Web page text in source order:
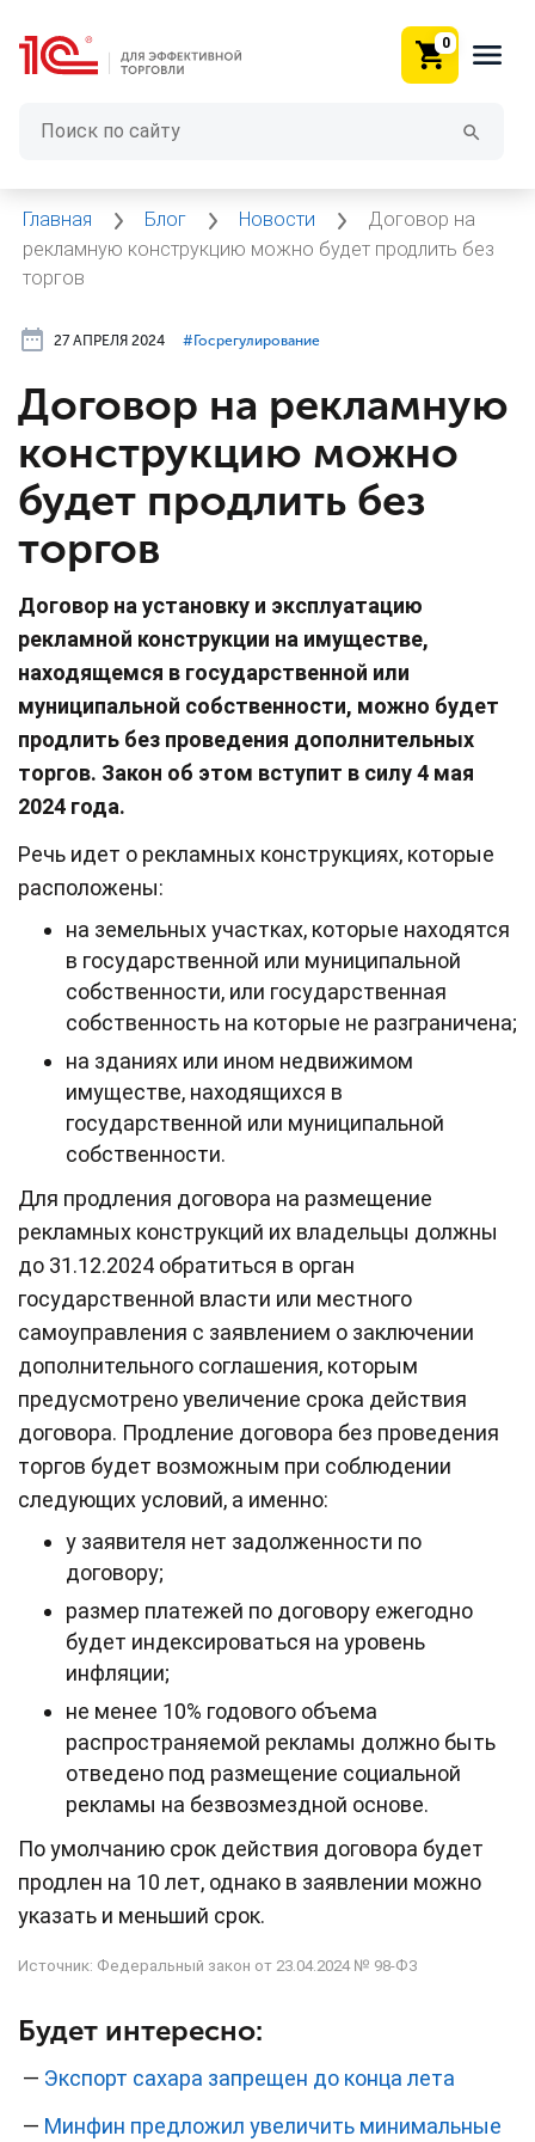
0
Главная Блог Новости
Договор на
рекламную конструкцию можно будет продлить без
торгов
27 АПРЕЛЯ 2024 #⁣Госрегулирование
Договор на рекламную
конструкцию можно
будет продлить без
торгов
Договор на установку и эксплуатацию
рекламной конструкции на имуществе,
находящемся в государственной или
муниципальной собственности, можно будет
продлить без проведения дополнительных
торгов. Закон об этом вступит в силу 4 мая
2024 года.
Речь идет о рекламных конструкциях, которые
расположены:
на земельных участках, которые находятся
в государственной или муниципальной
собственности, или государственная
собственность на которые не разграничена;
на зданиях или ином недвижимом
имуществе, находящихся в
государственной или муниципальной
собственности.
Для продления договора на размещение
рекламных конструкций их владельцы должны
до 31.12.2024 обратиться в орган
государственной власти или местного
самоуправления с заявлением о заключении
дополнительного соглашения, которым
предусмотрено увеличение срока действия
договора. Продление договора без проведения
торгов будет возможным при соблюдении
следующих условий, а именно:
у заявителя нет задолженности по
договору;
размер платежей по договору ежегодно
будет индексироваться на уровень
инфляции;
не менее 10% годового объема
распространяемой рекламы должно быть
отведено под размещение социальной
рекламы на безвозмездной основе.
По умолчанию срок действия договора будет
продлен на 10 лет, однако в заявлении можно
указать и меньший срок.
Источник: Федеральный закон от 23.04.2024 № 98-ФЗ
Будет интересно:
— Экспорт сахара запрещен до конца лета
— Минфин предложил увеличить минимальные